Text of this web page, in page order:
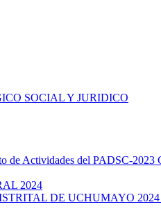
SOCIAL Y JURIDICO
de Actividades del PADSC-
2024
DE UCHUMAYO 2024